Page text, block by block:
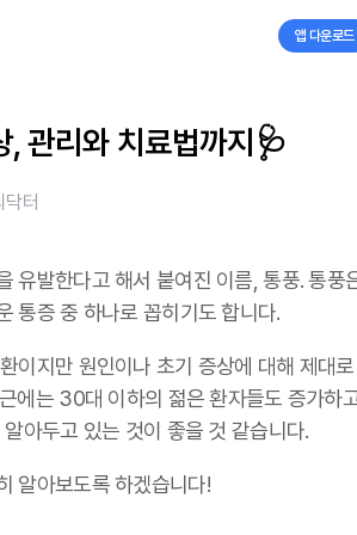
앱 다운로드
, 관리와 치료법까지🩺
닥터
유발한다고 해서 붙여진 이름, 통풍. 통풍
통증 중 하나로 꼽히기도 합니다.
이지만 원인이나 초기 증상에 대해 제대로
에는 30대 이하의 젊은 환자들도 증가하
아두고 있는 것이 좋을 것 같습니다.
알아보도록 하겠습니다!